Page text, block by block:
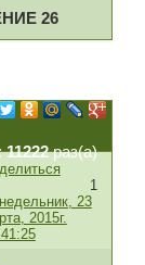
26
11222раз(а)
1
23
2015г.